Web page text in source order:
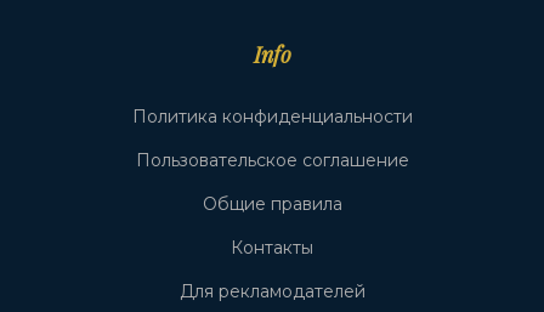
Info
Политика конфиденциальности
Пользовательское соглашение
Общие правила
Контакты
Для рекламодателей